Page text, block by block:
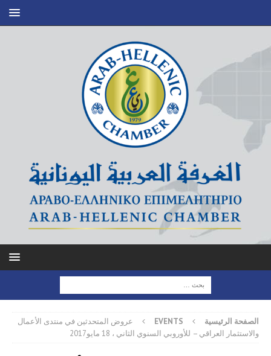
الصفحة الرئيسية EVENTS
عروض المتحدثين في منتدى الأعمال
والاستثمار العراقي – للأوروبي السنوي الثاني ، 18 مايو2017